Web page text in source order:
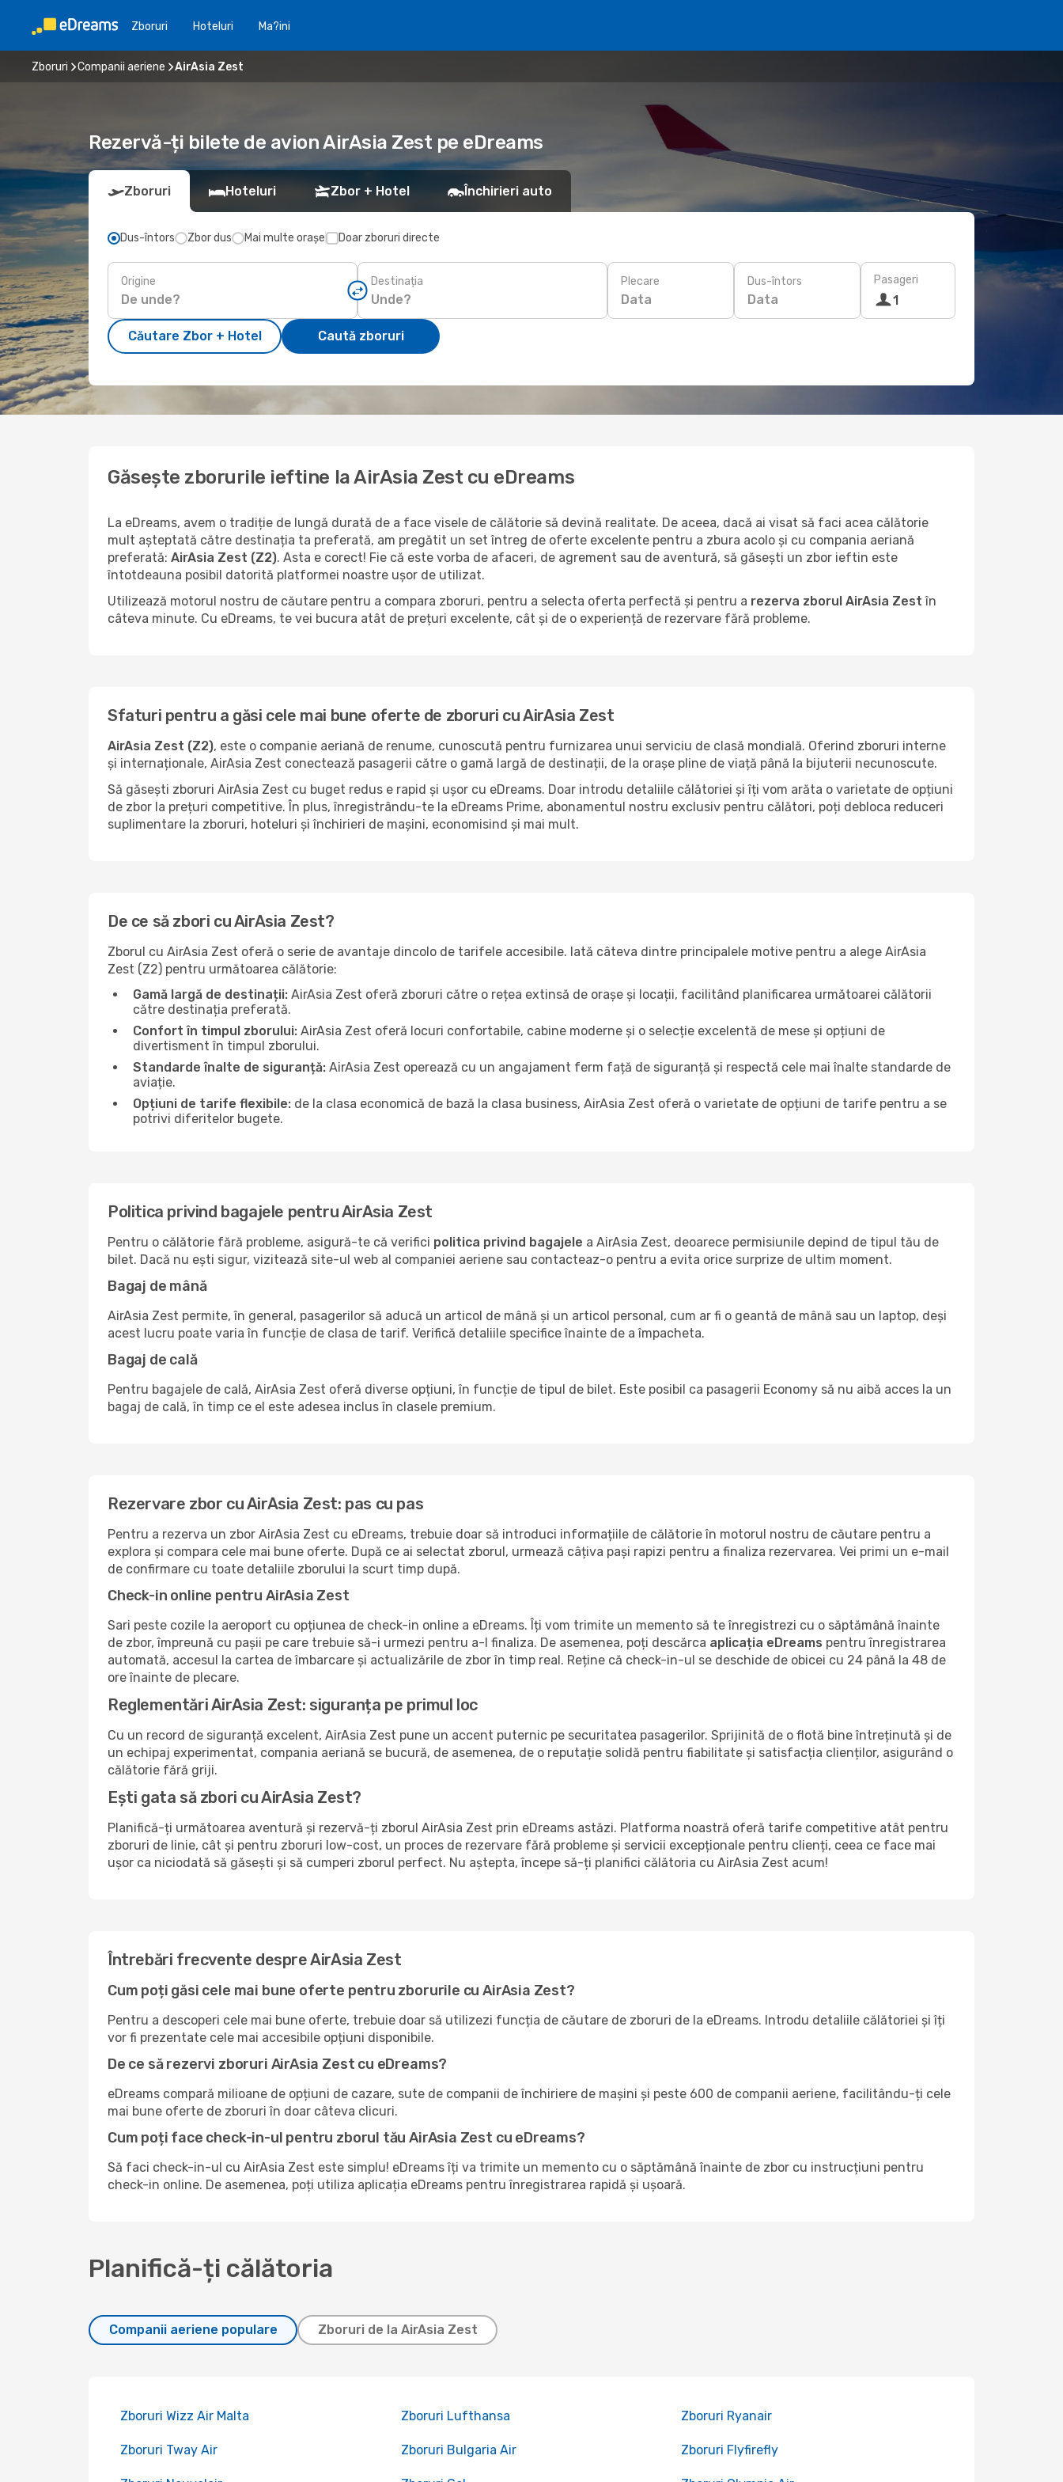
Zboruri Hoteluri Ma?ini
Zboruri Companii aeriene AirAsia Zest
Rezervă-ți bilete de avion AirAsia Zest pe eDreams
Zboruri Hoteluri Zbor + Hotel Închirieri auto
Dus-întors Zbor dus Mai multe orașe Doar zboruri directe
Origine Destinația Plecare
Data
Dus-întors
Data
Pasageri
1
Căutare Zbor + Hotel Caută zboruri
Găsește zborurile ieftine la AirAsia Zest cu eDreams
La eDreams, avem o tradiție de lungă durată de a face visele de călătorie să devină realitate. De aceea, dacă ai visat să faci acea călătorie
mult așteptată către destinația ta preferată, am pregătit un set întreg de oferte excelente pentru a zbura acolo și cu compania aeriană
preferată: AirAsia Zest (Z2). Asta e corect! Fie că este vorba de afaceri, de agrement sau de aventură, să găsești un zbor ieftin este
întotdeauna posibil datorită platformei noastre ușor de utilizat.
Utilizează motorul nostru de căutare pentru a compara zboruri, pentru a selecta oferta perfectă și pentru a rezerva zborul AirAsia Zest în
câteva minute. Cu eDreams, te vei bucura atât de prețuri excelente, cât și de o experiență de rezervare fără probleme.
Sfaturi pentru a găsi cele mai bune oferte de zboruri cu AirAsia Zest
AirAsia Zest (Z2), este o companie aeriană de renume, cunoscută pentru furnizarea unui serviciu de clasă mondială. Oferind zboruri interne
și internaționale, AirAsia Zest conectează pasagerii către o gamă largă de destinații, de la orașe pline de viață până la bijuterii necunoscute.
Să găsești zboruri AirAsia Zest cu buget redus e rapid și ușor cu eDreams. Doar introdu detaliile călătoriei și îți vom arăta o varietate de opțiuni
de zbor la prețuri competitive. În plus, înregistrându-te la eDreams Prime, abonamentul nostru exclusiv pentru călători, poți debloca reduceri
suplimentare la zboruri, hoteluri și închirieri de mașini, economisind și mai mult.
De ce să zbori cu AirAsia Zest?
Zborul cu AirAsia Zest oferă o serie de avantaje dincolo de tarifele accesibile. Iată câteva dintre principalele motive pentru a alege AirAsia
Zest (Z2) pentru următoarea călătorie:
Gamă largă de destinații: AirAsia Zest oferă zboruri către o rețea extinsă de orașe și locații, facilitând planificarea următoarei călătorii
către destinația preferată.
Confort în timpul zborului: AirAsia Zest oferă locuri confortabile, cabine moderne și o selecție excelentă de mese și opțiuni de
divertisment în timpul zborului.
Standarde înalte de siguranță: AirAsia Zest operează cu un angajament ferm față de siguranță și respectă cele mai înalte standarde de
aviație.
Opțiuni de tarife flexibile: de la clasa economică de bază la clasa business, AirAsia Zest oferă o varietate de opțiuni de tarife pentru a se
potrivi diferitelor bugete.
Politica privind bagajele pentru AirAsia Zest
Pentru o călătorie fără probleme, asigură-te că verifici politica privind bagajele a AirAsia Zest, deoarece permisiunile depind de tipul tău de
bilet. Dacă nu ești sigur, vizitează site-ul web al companiei aeriene sau contacteaz-o pentru a evita orice surprize de ultim moment.
Bagaj de mână
AirAsia Zest permite, în general, pasagerilor să aducă un articol de mână și un articol personal, cum ar fi o geantă de mână sau un laptop, deși
acest lucru poate varia în funcție de clasa de tarif. Verifică detaliile specifice înainte de a împacheta.
Bagaj de cală
Pentru bagajele de cală, AirAsia Zest oferă diverse opțiuni, în funcție de tipul de bilet. Este posibil ca pasagerii Economy să nu aibă acces la un
bagaj de cală, în timp ce el este adesea inclus în clasele premium.
Rezervare zbor cu AirAsia Zest: pas cu pas
Pentru a rezerva un zbor AirAsia Zest cu eDreams, trebuie doar să introduci informațiile de călătorie în motorul nostru de căutare pentru a
explora și compara cele mai bune oferte. După ce ai selectat zborul, urmează câțiva pași rapizi pentru a finaliza rezervarea. Vei primi un e-mail
de confirmare cu toate detaliile zborului la scurt timp după.
Check-in online pentru AirAsia Zest
Sari peste cozile la aeroport cu opțiunea de check-in online a eDreams. Îți vom trimite un memento să te înregistrezi cu o săptămână înainte
de zbor, împreună cu pașii pe care trebuie să-i urmezi pentru a-l finaliza. De asemenea, poți descărca aplicația eDreams pentru înregistrarea
automată, accesul la cartea de îmbarcare și actualizările de zbor în timp real. Reține că check-in-ul se deschide de obicei cu 24 până la 48 de
ore înainte de plecare.
Reglementări AirAsia Zest: siguranța pe primul loc
Cu un record de siguranță excelent, AirAsia Zest pune un accent puternic pe securitatea pasagerilor. Sprijinită de o flotă bine întreținută și de
un echipaj experimentat, compania aeriană se bucură, de asemenea, de o reputație solidă pentru fiabilitate și satisfacția clienților, asigurând o
călătorie fără griji.
Ești gata să zbori cu AirAsia Zest?
Planifică-ți următoarea aventură și rezervă-ți zborul AirAsia Zest prin eDreams astăzi. Platforma noastră oferă tarife competitive atât pentru
zboruri de linie, cât și pentru zboruri low-cost, un proces de rezervare fără probleme și servicii excepționale pentru clienți, ceea ce face mai
ușor ca niciodată să găsești și să cumperi zborul perfect. Nu aștepta, începe să-ți planifici călătoria cu AirAsia Zest acum!
Întrebări frecvente despre AirAsia Zest
Cum poți găsi cele mai bune oferte pentru zborurile cu AirAsia Zest?
Pentru a descoperi cele mai bune oferte, trebuie doar să utilizezi funcția de căutare de zboruri de la eDreams. Introdu detaliile călătoriei și îți
vor fi prezentate cele mai accesibile opțiuni disponibile.
De ce să rezervi zboruri AirAsia Zest cu eDreams?
eDreams compară milioane de opțiuni de cazare, sute de companii de închiriere de mașini și peste 600 de companii aeriene, facilitându-ți cele
mai bune oferte de zboruri în doar câteva clicuri.
Cum poți face check-in-ul pentru zborul tău AirAsia Zest cu eDreams?
Să faci check-in-ul cu AirAsia Zest este simplu! eDreams îți va trimite un memento cu o săptămână înainte de zbor cu instrucțiuni pentru
check-in online. De asemenea, poți utiliza aplicația eDreams pentru înregistrarea rapidă și ușoară.
Planifică-ți călătoria
Companii aeriene populare Zboruri de la AirAsia Zest
Zboruri Wizz Air Malta Zboruri Lufthansa Zboruri Ryanair
Zboruri Tway Air Zboruri Bulgaria Air Zboruri Flyfirefly